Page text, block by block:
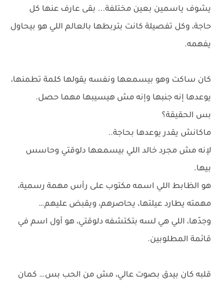
يشوف ياسمين بعين مختلفة... بقى عارف عنها كل
حاجة، وكل تفصيلة كانت بتربطها بالعالم اللي هو بيحاول
يفهمه.
كان ساكت وهو بيسمعها ونفسه يقولها كلمة تطمنها،
يوعدها إنه جنبها وإنه مش هيسيبها مهما حصل.
بس الحقيقة؟
ماكانش يقدر يوعدها بحاجة..
لإنه مش مجرد خالد اللي بيسمعها دلوقتي وحاسس
بيها.
هو الظابط اللي اسمه مكتوب على رأس مهمة رسمية،
مهمته يطارد عيلتها، يحاصرهم، ويقبض عليهم…
وجدّها، اللي هي لسه بتكتشفه دلوقتي، هو أول اسم في
قائمة المطلوبين.
قلبه كان بيدق بصوت عالي، مش من الحب بس… كمان